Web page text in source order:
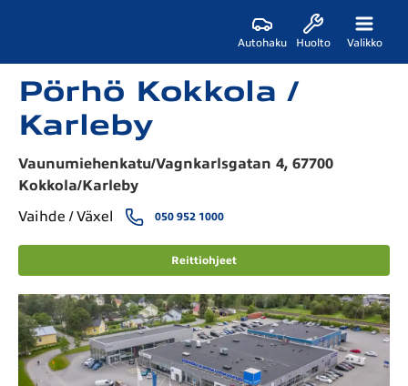
Autohaku Huolto Valikko
Pörhö Kokkola /
Karleby
Vaunumiehenkatu/Vagnkarlsgatan 4, 67700
Kokkola/Karleby
Vaihde / Växel
050 952 1000
Reittiohjeet